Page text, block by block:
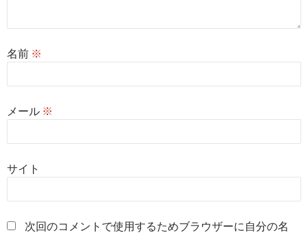
名前 ※
メール ※
サイト
次回のコメントで使用するためブラウザーに自分の名